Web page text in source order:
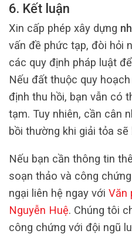
6. Kết luận
Xin cấp phép xây dựng
vấn đề phức tạp, đòi hỏi
các quy định pháp luật
Nếu đất thuộc quy
định thu hồi, bạn vẫn có
tạm. Tuy nhiên, cần cân
bồi thường khi giải tỏa sẽ
Nếu bạn cần thông tin
soạn thảo và công
ngại liên hệ ngay với Văn
Nguyễn Huệ. Chúng tôi
công chứng với đội ngũ